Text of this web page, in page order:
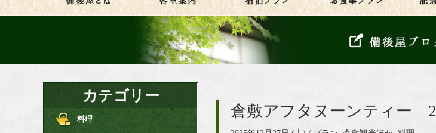
倉敷アフタヌーンティー
カテゴリー
料理